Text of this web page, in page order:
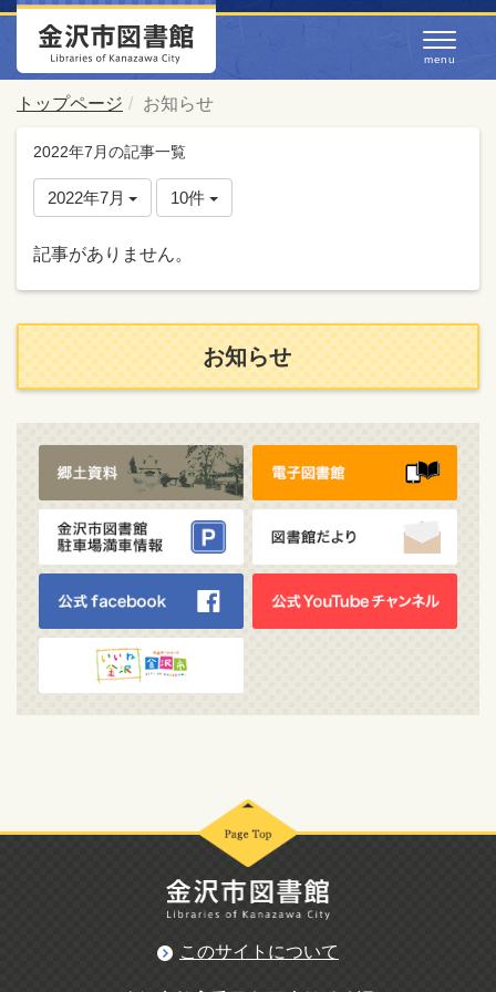
トップページ お知らせ
2022年7月の記事一覧
2022年7月 10件
記事がありません。
お知らせ
このサイトについて